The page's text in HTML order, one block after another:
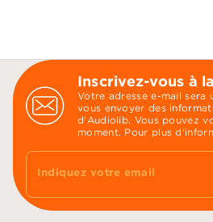
Inscrivez-vous à
Votre adresse e-mail sera
vous envoyer des
d'Audiolib. Vous pouvez
moment. Pour plus
Indiquez votre email